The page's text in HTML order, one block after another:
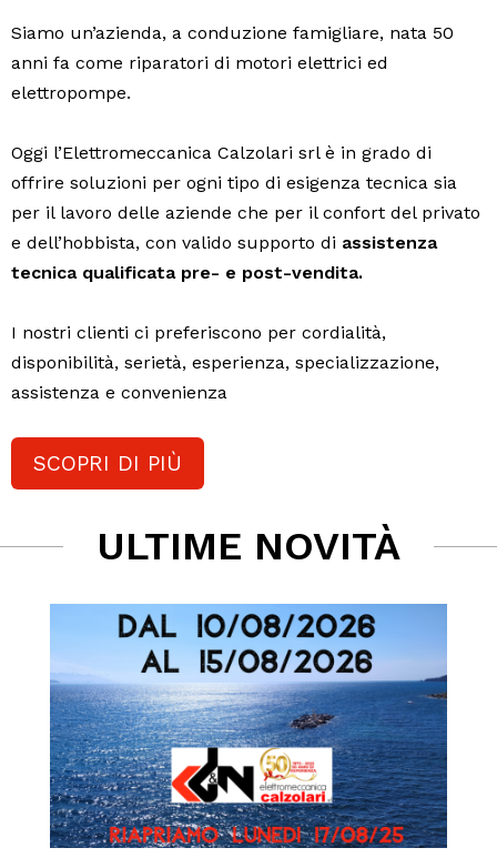
Siamo un’azienda, a conduzione famigliare, nata 50
anni fa come riparatori di motori elettrici ed
elettropompe.
Oggi l’Elettromeccanica Calzolari srl è in grado di
offrire soluzioni per ogni tipo di esigenza tecnica sia
per il lavoro delle aziende che per il confort del privato
e dell’hobbista, con valido supporto di assistenza
tecnica qualificata pre- e post-vendita.
I nostri clienti ci preferiscono per cordialità,
disponibilità, serietà, esperienza, specializzazione,
assistenza e convenienza
SCOPRI DI PIÙ
ULTIME NOVITÀ